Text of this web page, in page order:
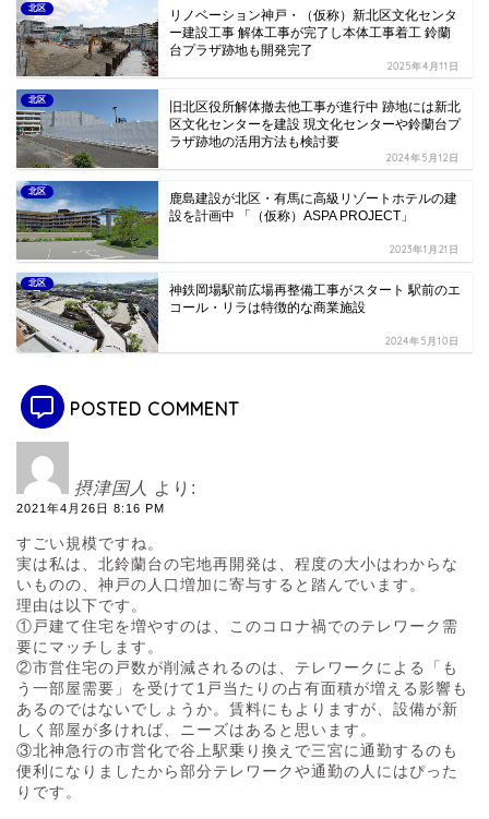
北区
リノベーション神戸・（仮称）新北区文化センタ
ー建設工事 解体工事が完了し本体工事着工 鈴蘭
台プラザ跡地も開発完了
2025年4月11日
北区
旧北区役所解体撤去他工事が進行中 跡地には新北
区文化センターを建設 現文化センターや鈴蘭台プ
ラザ跡地の活用方法も検討要
2024年5月12日
北区
鹿島建設が北区・有馬に高級リゾートホテルの建
設を計画中 「（仮称）ASPA PROJECT」
2023年1月21日
北区
神鉄岡場駅前広場再整備工事がスタート 駅前のエ
コール・リラは特徴的な商業施設
2024年5月10日
POSTED COMMENT
摂津国人 より:
2021年4月26日 8:16 PM
すごい規模ですね。
実は私は、北鈴蘭台の宅地再開発は、程度の大小はわからな
いものの、神戸の人口増加に寄与すると踏んでいます。
理由は以下です。
①戸建て住宅を増やすのは、このコロナ禍でのテレワーク需
要にマッチします。
②市営住宅の戸数が削減されるのは、テレワークによる「も
う一部屋需要」を受けて1戸当たりの占有面積が増える影響も
あるのではないでしょうか。賃料にもよりますが、設備が新
しく部屋が多ければ、ニーズはあると思います。
③北神急行の市営化で谷上駅乗り換えで三宮に通勤するのも
便利になりましたから部分テレワークや通勤の人にはぴった
りです。